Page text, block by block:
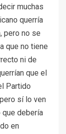
muchas
querría
pero no se
que no tiene
ni de
que el
Partido
sí lo ven
debería
en